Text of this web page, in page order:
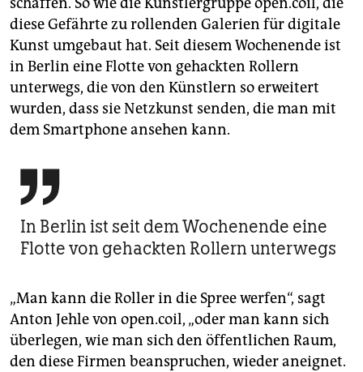
diese Gefährte zu rollenden Galerien für digitale
Kunst umgebaut hat. Seit diesem Wochenende ist
in Berlin eine Flotte von gehackten Rollern
unterwegs, die von den Künstlern so erweitert
wurden, dass sie Netzkunst senden, die man mit
dem Smartphone ansehen kann.

In Berlin ist seit dem Wochenende eine
Flotte von gehackten Rollern unterwegs
„Man kann die Roller in die Spree werfen“, sagt
Anton Jehle von open.coil, „oder man kann sich
überlegen, wie man sich den öffentlichen Raum,
den diese Firmen beanspruchen, wieder aneignet.